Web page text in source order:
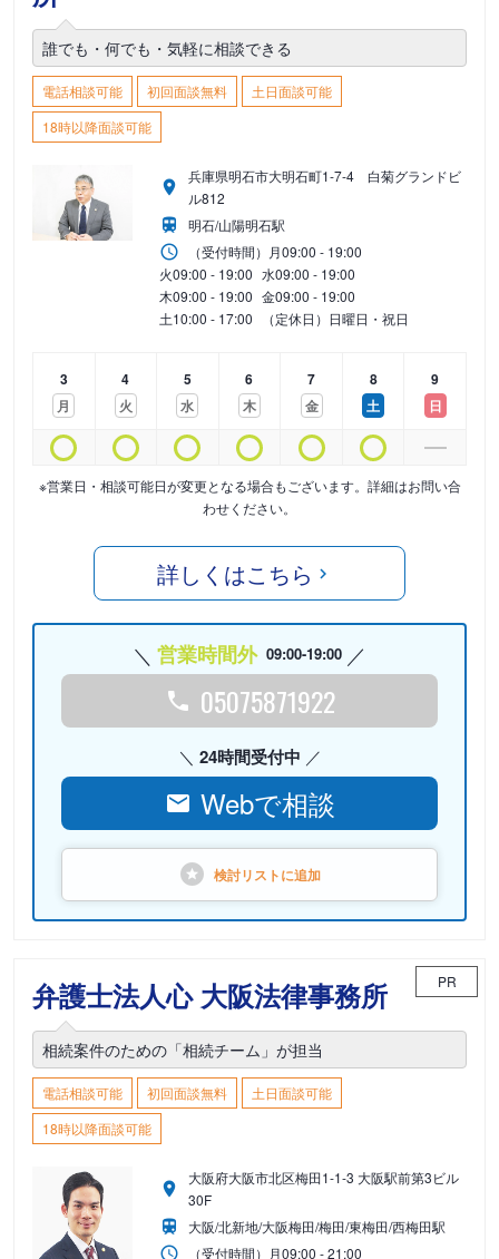
誰でも・何でも・気軽に相談できる
電話相談可能 初回面談無料
土日面談可能
18時以降面談可能
兵庫県明石市大明石町1-7-4 白菊グランドビ
ル812
明石/山陽明石駅
（受付時間） 月09:00 - 19:00
火09:00 - 19:00 水09:00 - 19:00
木09:00 - 19:00 金09:00 - 19:00
土10:00 - 17:00 （定休日）日曜日・祝日
3
月
4
火
5
水
6
木
7
金
8
土
9
日
※営業日・相談可能日が変更となる場合もございます。詳細はお問い合
わせください。
詳しくはこちら
営業時間外 09:00-19:00
05075871922
24時間受付中
Webで相談
検討リストに追加
弁護士法人心 大阪法律事務所 PR
相続案件のための「相続チーム」が担当
電話相談可能 初回面談無料
土日面談可能
18時以降面談可能
大阪府大阪市北区梅田1-1-3 大阪駅前第3ビル
30F
大阪/北新地/大阪梅田/梅田/東梅田/西梅田駅
（受付時間） 月09:00 - 21:00